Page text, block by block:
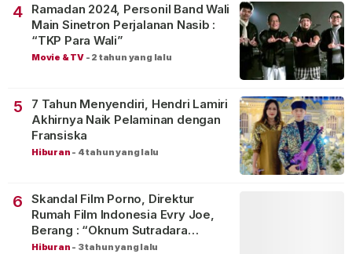
4
Ramadan 2024, Personil Band Wali
Main Sinetron Perjalanan Nasib :
“TKP Para Wali”
Movie & TV - 2 tahun yang lalu
5
7 Tahun Menyendiri, Hendri Lamiri
Akhirnya Naik Pelaminan dengan
Fransiska
Hiburan - 4 tahun yang lalu
6
Skandal Film Porno, Direktur
Rumah Film Indonesia Evry Joe,
Berang : “Oknum Sutradara
Merusak Perfilman Indonesia”!
Hiburan - 3 tahun yang lalu